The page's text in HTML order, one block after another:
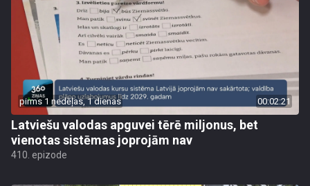
pirms 1 nedēļas, 1 dienas 00:02:21
Latviešu valodas apguvei tērē miljonus, bet
vienotas sistēmas joprojām nav
410. epizode